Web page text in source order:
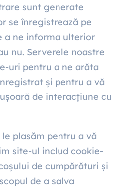
sunt generate
se înregistrează pe
a ne informa ulterior
nu. Serverele noastre
uri pentru a ne arăta
și pentru a vă
de interacțiune cu
plasăm pentru a vă
site-ul includ cookie-
de cumpărături și
de a salva